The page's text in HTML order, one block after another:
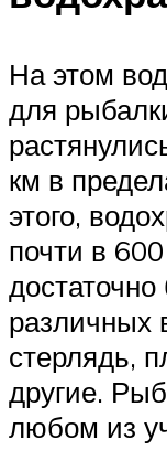
На этом
для
км в
этого,
почти в
различных
стерлядь,
другие.
любом из